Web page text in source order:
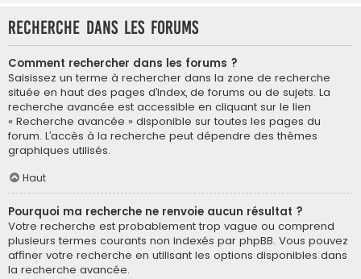
Recherche dans les forums
Comment rechercher dans les forums ?
Saisissez un terme à rechercher dans la zone de recherche
située en haut des pages d’index, de forums ou de sujets. La
recherche avancée est accessible en cliquant sur le lien
« Recherche avancée » disponible sur toutes les pages du
forum. L’accès à la recherche peut dépendre des thèmes
graphiques utilisés.
Haut
Pourquoi ma recherche ne renvoie aucun résultat ?
Votre recherche est probablement trop vague ou comprend
plusieurs termes courants non indexés par phpBB. Vous pouvez
affiner votre recherche en utilisant les options disponibles dans
la recherche avancée.